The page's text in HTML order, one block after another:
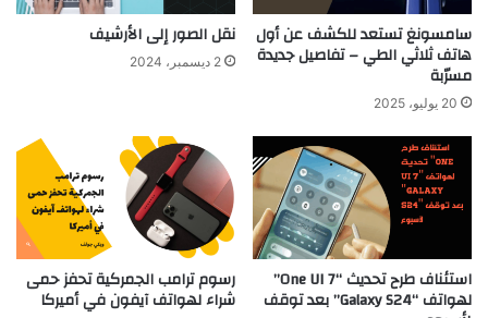
سامسونغ تستعد للكشف عن أول
هاتف ثلاثي الطي – تفاصيل جديدة
مسرّبة
20 يوليو، 2025
نقل الصور إلى الأرشيف
2 ديسمبر، 2024
استئناف طرح تحديث “One UI 7”
لهواتف “Galaxy S24” بعد توقف
رسوم ترامب الجمركية تحفز حمى
شراء لهواتف آيفون في أميركا